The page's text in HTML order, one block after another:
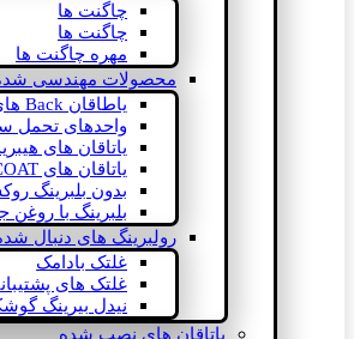
چاگنت ها
چاگنت ها
مهره چاگنت ها
محصولات مهندسی
یاطاقان Back های پشتی
واحدهای تحمل
یاتاقان های
یاتاقان های INSOCOAT
بدون بلبرینگ
بلبرینگ با روغن
رولبرینگ های دنبال
غلتک بادامک
غلتک های
نیدل بیرینگ
یاتاقان های نصب شده